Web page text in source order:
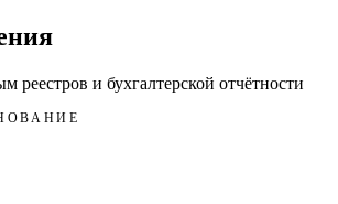
реестров и бухгалтерской отчётности